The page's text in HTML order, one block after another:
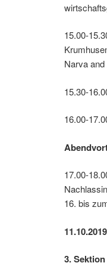
15.00-
Narva
15.30-
16.00-
17.00-
16. bis
3.